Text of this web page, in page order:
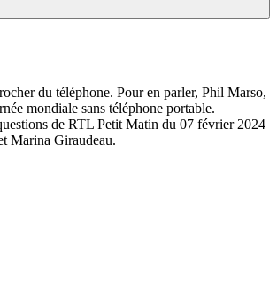
du téléphone. Pour en parler, Phil Marso,
mondiale sans téléphone portable.
de RTL Petit Matin du 07 février 2024
Marina Giraudeau.